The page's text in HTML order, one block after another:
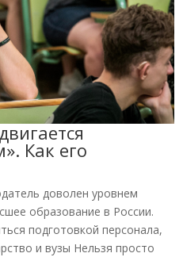
Как его
доволен уровнем
образование в России.
подготовкой персонала,
и вузы Нельзя просто